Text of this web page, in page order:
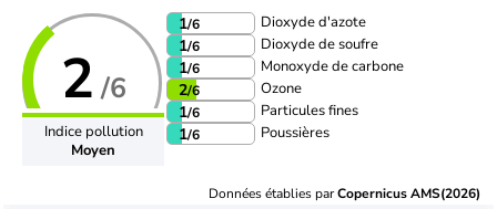
2 /6
Indice pollution
Moyen
1/6 Dioxyde d'azote
1/6 Dioxyde de soufre
1/6 Monoxyde de carbone
2/6 Ozone
1/6 Particules fines
1/6 Poussières
Données établies parCopernicus AMS(2026)